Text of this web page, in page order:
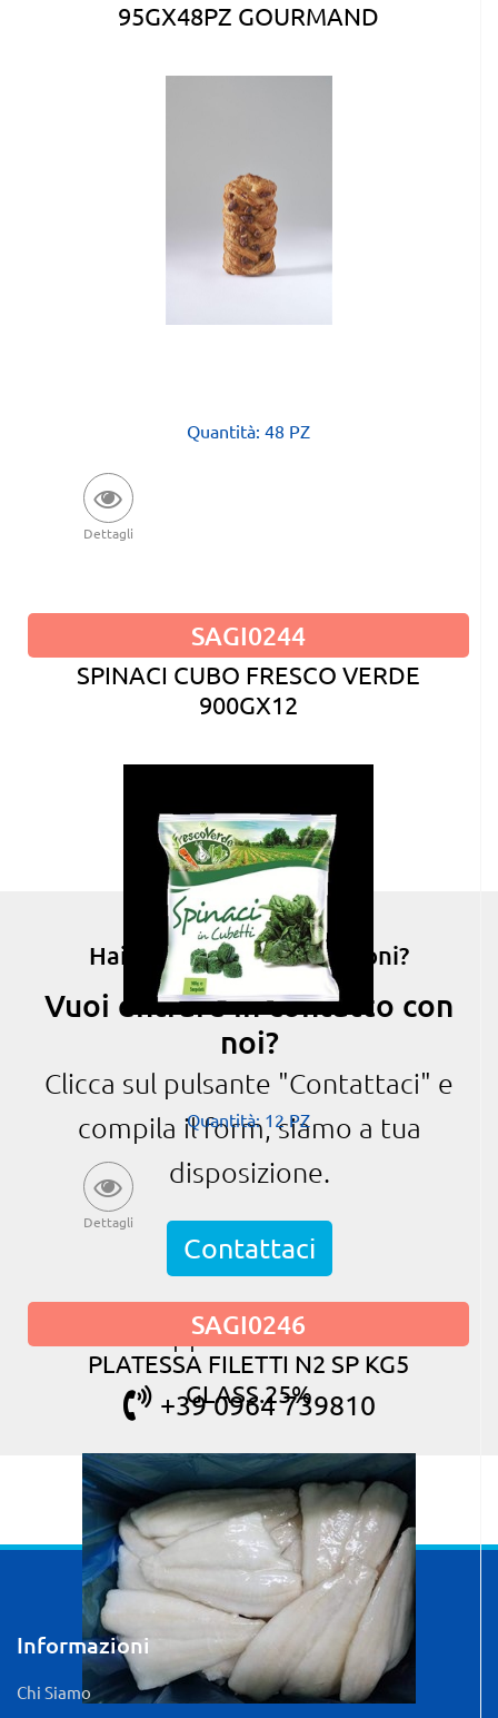
95GX48PZ GOURMAND
Quantità: 48 PZ
Dettagli
SAGI0244
SPINACI CUBO FRESCO VERDE
900GX12
Quantità: 12 PZ
Dettagli
SAGI0246
PLATESSA FILETTI N2 SP KG5
GLASS.25%
Hai bisogno di informazioni?
Vuoi entrare in contatto con
noi?
Clicca sul pulsante "Contattaci" e
compila il form, siamo a tua
disposizione.
Contattaci
oppure chiama
+39 0964 739810
Informazioni
Chi Siamo